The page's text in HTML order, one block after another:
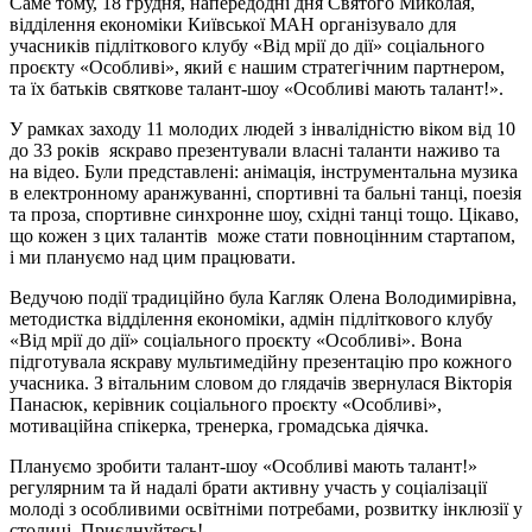
відділення економіки Київської МАН організувало для
учасників підліткового клубу «Від мрії до дії» соціального
проєкту «Особливі», який є нашим стратегічним партнером,
та їх батьків святкове талант-шоу «Особливі мають талант!».
У рамках заходу 11 молодих людей з інвалідністю віком від 10
до 33 років яскраво презентували власні таланти наживо та
на відео. Були представлені: анімація, інструментальна музика
в електронному аранжуванні, спортивні та бальні танці, поезія
та проза, спортивне синхронне шоу, східні танці тощо. Цікаво,
що кожен з цих талантів може стати повноцінним стартапом,
і ми плануємо над цим працювати.
Ведучою події традиційно була Кагляк Олена Володимирівна,
методистка відділення економіки, адмін підліткового клубу
«Від мрії до дії» соціального проєкту «Особливі». Вона
підготувала яскраву мультимедійну презентацію про кожного
учасника. З вітальним словом до глядачів звернулася Вікторія
Панасюк, керівник соціального проєкту «Особливі»,
мотиваційна спікерка, тренерка, громадська діячка.
Плануємо зробити талант-шоу «Особливі мають талант!»
регулярним та й надалі брати активну участь у соціалізації
молоді з особливими освітніми потребами, розвитку інклюзії у